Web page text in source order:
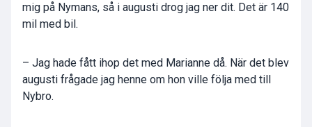
mig på Nymans, så i augusti drog jag ner dit. Det är 140
mil med bil.
– Jag hade fått ihop det med Marianne då. När det blev
augusti frågade jag henne om hon ville följa med till
Nybro.